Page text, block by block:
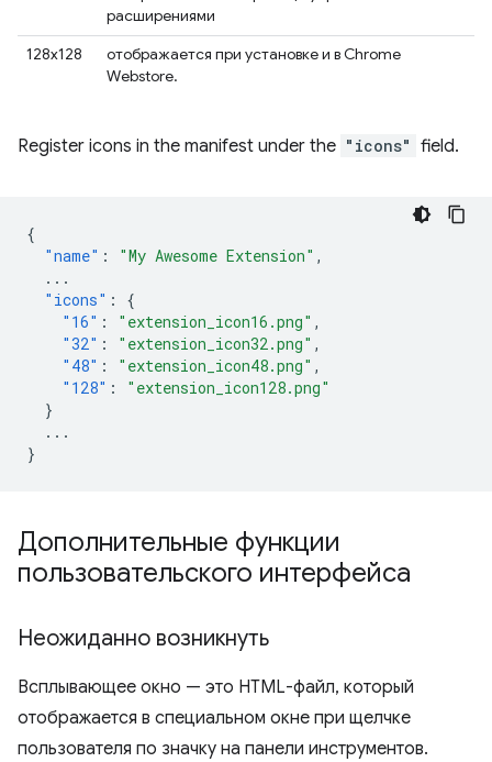
расширениями
128x128
отображается при установке и в Chrome
Webstore.
Register icons in the manifest under the "icons" field.
{
"name" : "My Awesome Extension" ,
...
"icons" :
{
"16" : "extension_icon16.png" ,
"32" : "extension_icon32.png" ,
"48" : "extension_icon48.png" ,
"128" :
"extension_icon128.png"
}
...
}
Дополнительные функции
пользовательского интерфейса
Неожиданно возникнуть
Всплывающее окно — это HTML-файл, который
отображается в специальном окне при щелчке
пользователя по значку на панели инструментов.